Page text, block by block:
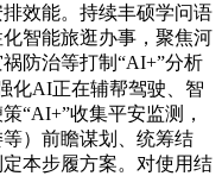
效能。持续丰硕学问语
智能旅逛办事，聚焦河
防治等打制“AI+”分析
化AI正在辅帮驾驶、智
“AI+”收集平安监测，
）前瞻谋划、统筹结
本步履方案。对使用结